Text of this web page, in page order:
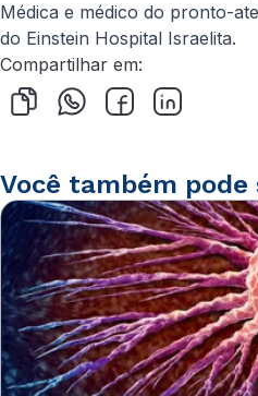
Médica e médico do pronto-
do Einstein Hospital Israelita.
Compartilhar em:
Você também